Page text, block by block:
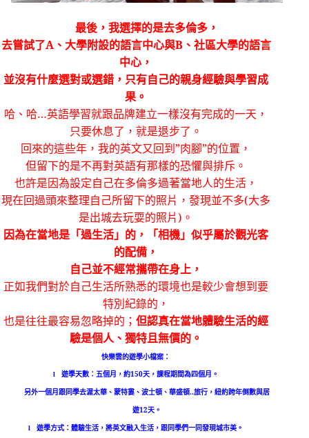
最後，我選擇的是去多倫多，
去嘗試了A、大學附設的語言中心與B、社區大學的語言
中心，
並沒有什麼選對或選錯，只有自己的親身經驗與學習成
果。
哈、哈…英語學習就跟品牌建立一樣沒有完成的一天，
只要休息了，就是退步了。
回來的這些年，我的英文又回到”肉腳”的位置，
但留下的是不再對英語有那樣的恐懼與排斥。
也許是因為設定自己在多倫多過著當地人的生活，
現在回過頭來整理自己所留下的照片，發現並不多(大多
是出城去玩耍的照片) 。
因為在當地是「過生活」的，「相機」似乎屬於觀光客
的配備，
自己並不經常攜帶在身上，
正如我們對於自己生活所熟悉的環境也是較少會想到要
特別紀錄的，
也是往往最容易忽略掉的；但認真在當地體驗生活的經
驗是個人、獨特且無價的。
快樂雲的遊學小檔案：
l 遊學天數：五個月，約150天，課程期間為四個月。
另外一個月跟同學去渥太華、蒙特婁、波士頓、華盛頓..旅行，紐約跨年倒數與居
遊12天。
l 遊學方式：體驗生活，將英文融入生活，跟同學們一同發現城市美。